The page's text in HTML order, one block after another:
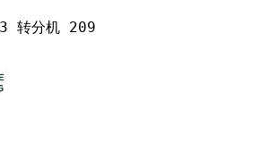
转分机 209